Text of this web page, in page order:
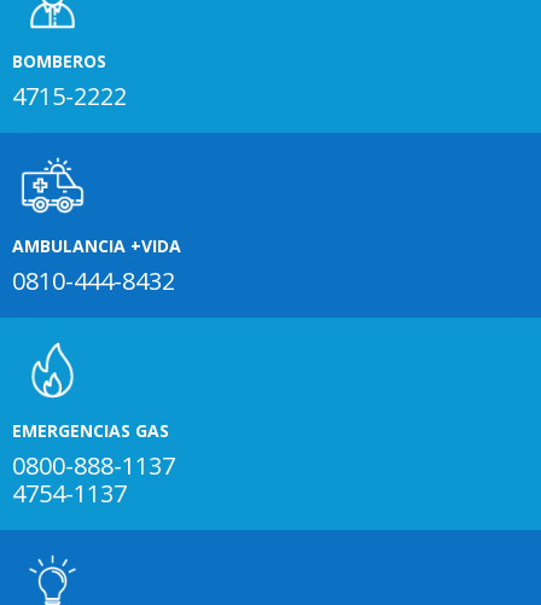
BOMBEROS
4715-2222
AMBULANCIA +VIDA
0810-444-8432
EMERGENCIAS GAS
0800-888-1137
4754-1137